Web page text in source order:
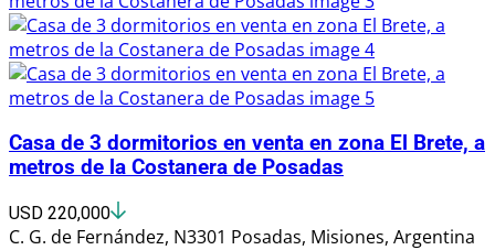
Casa de 3 dormitorios en venta en zona El Brete, a
metros de la Costanera de Posadas
USD 220,000
C. G. de Fernández, N3301 Posadas, Misiones, Argentina